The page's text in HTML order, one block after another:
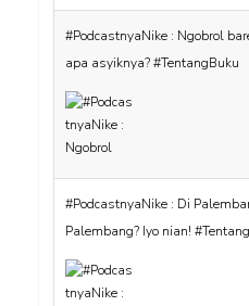
#PodcastnyaNike : Ngobrol
apa asyiknya? #TentangBuku
#PodcastnyaNike : Di
Palembang? Iyo nian!